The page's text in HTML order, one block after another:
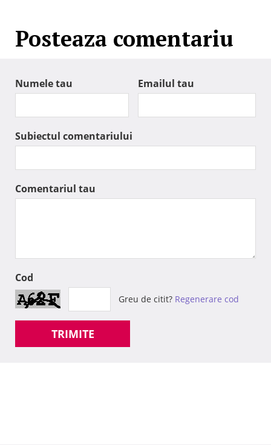
Posteaza comentariu
Numele tau Emailul tau
Subiectul comentariului
Comentariul tau
Cod
Greu de citit? Regenerare cod
TRIMITE